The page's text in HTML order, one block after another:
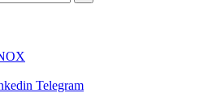
Telegram